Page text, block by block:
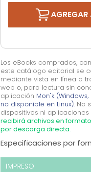
Los eBooks comprados,
este catálogo editorial se
mediante vista en línea a
web o, para lectura sin
aplicación Mon'k
no disponible en Linux).No
dispositivos ni aplicaciones
recibirá archivos en formato
por descarga directa.
Especificaciones por
IMPRESO